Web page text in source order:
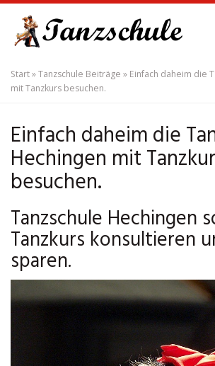
main
content
Start»Tanzschule Beiträge » Einfach daheim die
mit Tanzkurs besuchen.
Einfach daheim die
Hechingen mit
besuchen.
Tanzschule Hechingen
Tanzkurs konsultieren
sparen.